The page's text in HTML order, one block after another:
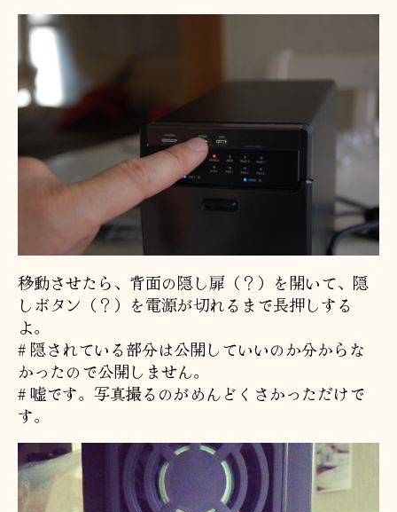
移動させたら、背面の隠し扉（？）を開いて、隠
しボタン（？）を電源が切れるまで長押しする
よ。
# 隠されている部分は公開していいのか分からな
かったので公開しません。
# 嘘です。写真撮るのがめんどくさかっただけで
す。